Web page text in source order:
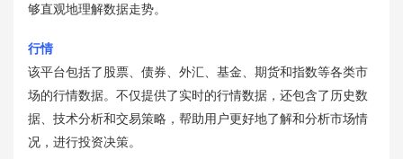
够直观地理解数据走势。
行情
该平台包括了股票、债券、外汇、基金、期货和指数等各类市
场的行情数据。不仅提供了实时的行情数据，还包含了历史数
据、技术分析和交易策略，帮助用户更好地了解和分析市场情
况，进行投资决策。